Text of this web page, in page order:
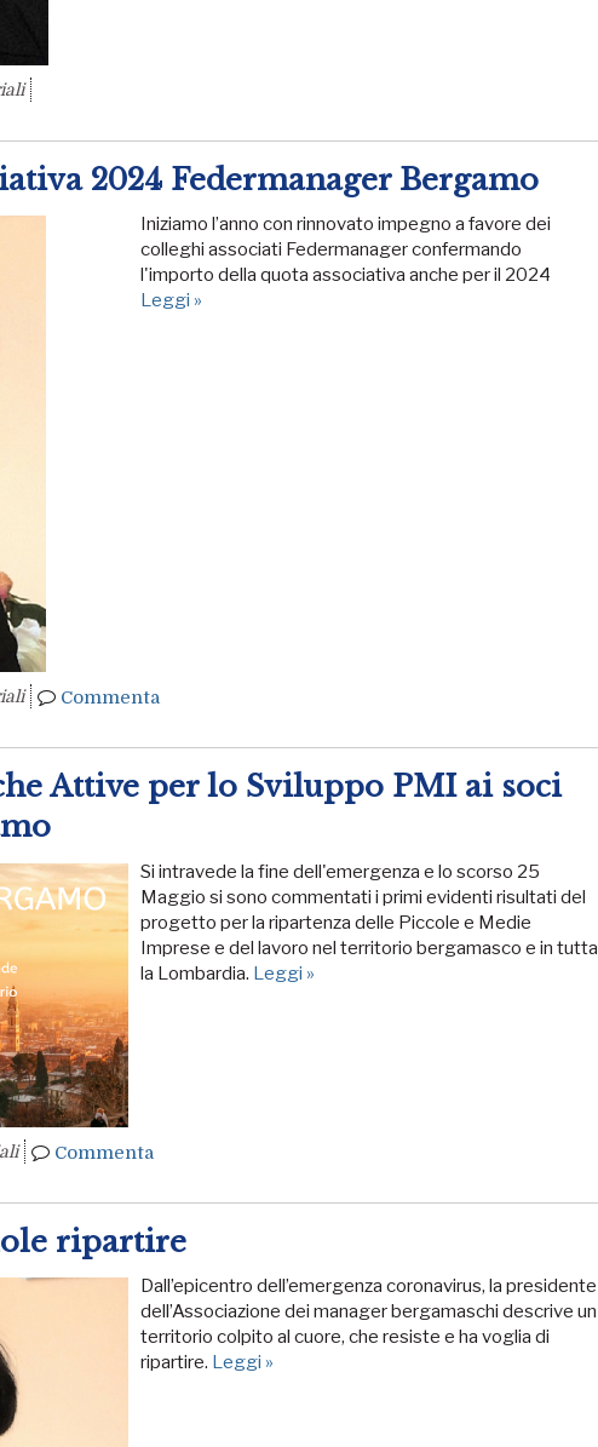
2024 Federmanager Bergamo
Iniziamo l’anno con rinnovato impegno a favore dei
colleghi associati Federmanager confermando
l'importo della quota associativa anche per il 2024
Leggi »
Commenta
Attive per lo Sviluppo PMI ai soci
Si intravede la fine dell'emergenza e lo scorso 25
Maggio si sono commentati i primi evidenti risultati del
progetto per la ripartenza delle Piccole e Medie
Imprese e del lavoro nel territorio bergamasco e in tutta
la Lombardia. Leggi »
Commenta
ripartire
Dall’epicentro dell’emergenza coronavirus, la presidente
dell’Associazione dei manager bergamaschi descrive un
territorio colpito al cuore, che resiste e ha voglia di
ripartire. Leggi »